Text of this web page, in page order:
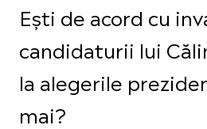
Ești de acord cu
candidaturii lui
la alegerile
mai?